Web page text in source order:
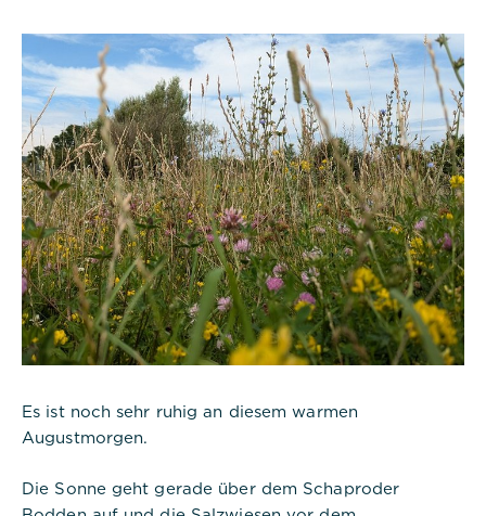
Es ist noch sehr ruhig an diesem warmen
Augustmorgen.
Die Sonne geht gerade über dem Schaproder